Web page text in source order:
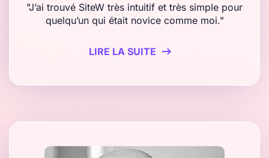
"J’ai trouvé SiteW très intuitif et très simple pour
quelqu’un qui était novice comme moi."
LIRE LA SUITE 